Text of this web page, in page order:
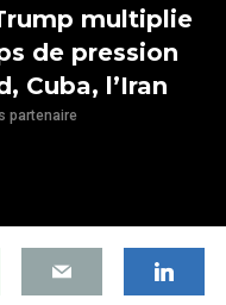
multiplie
de pression
Cuba, l’Iran
partenaire